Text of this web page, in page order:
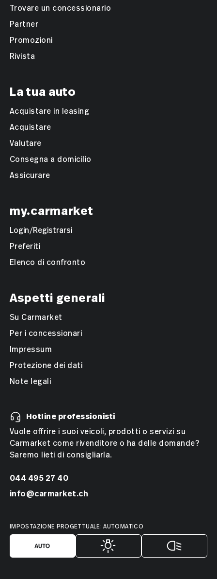
Trovare un concessionario
Partner
Promozioni
Rivista
La tua auto
Acquistare in leasing
Acquistare
Valutare
Consegna a domicilio
Assicurare
my.carmarket
Login/Registrarsi
Preferiti
Elenco di confronto
Aspetti generali
Su Carmarket
Per i concessionari
Impressum
Protezione dei dati
Note legali
Hotline professionisti
Vuole offrire i suoi veicoli, prodotti o servizi su
Carmarket come rivenditore o ha delle domande?
Saremo lieti di consigliarla.
044 495 27 40
info@carmarket.ch
IMPOSTAZIONE PROGETTUALE: AUTOMATICO